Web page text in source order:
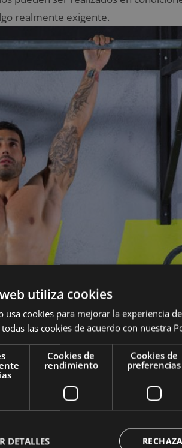
realmente exigente.
Navy Seal
pie
verticales de este tipo, pues ellos
escalar o alzar un bote pequeño
los ejercicios para hombros con
utiliza cookies
usa cookies para mejorar la experiencia
las cookies de acuerdo con nuestra
Cookies de
rendimiento
Cookies de
preferencias
DETALLES